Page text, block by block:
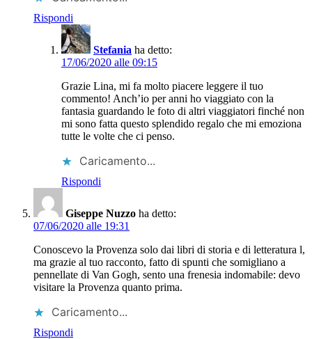
Rispondi
Stefania ha detto:
17/06/2020 alle 09:15
Grazie Lina, mi fa molto piacere leggere il tuo
commento! Anch’io per anni ho viaggiato con la
fantasia guardando le foto di altri viaggiatori finché non
mi sono fatta questo splendido regalo che mi emoziona
tutte le volte che ci penso.
Caricamento...
Rispondi
Giseppe Nuzzo ha detto:
07/06/2020 alle 19:31
Conoscevo la Provenza solo dai libri di storia e di letteratura l,
ma grazie al tuo racconto, fatto di spunti che somigliano a
pennellate di Van Gogh, sento una frenesia indomabile: devo
visitare la Provenza quanto prima.
Caricamento...
Rispondi